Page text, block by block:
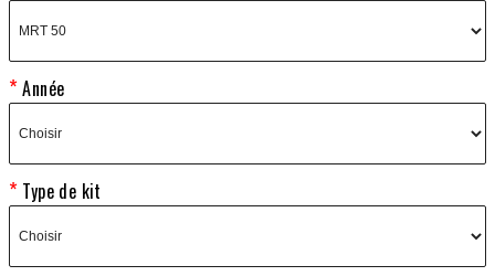
Année
Type de kit